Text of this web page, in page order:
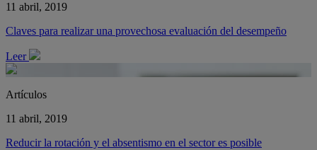
11 abril, 2019
Claves para realizar una provechosa evaluación del desempeño
Leer
Artículos
11 abril, 2019
Reducir la rotación y el absentismo en el sector es posible